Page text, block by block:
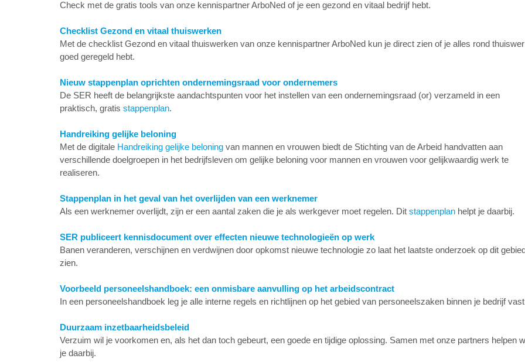
Check met de gratis tools van onze kennispartner ArboNed of je een gezond en vitaal bedrijf hebt.
Checklist Gezond en vitaal thuiswerken
Met de checklist Gezond en vitaal thuiswerken van onze kennispartner ArboNed kun je direct zien of je alles rond
goed geregeld hebt.
Nieuw stappenplan oprichten ondernemingsraad voor ondernemers
De SER heeft de belangrijkste aandachtspunten voor het instellen van een ondernemingsraad (or) verzameld in een
praktisch, gratis stappenplan.
Handreiking gelijke beloning
Met de digitale Handreiking gelijke beloning van mannen en vrouwen biedt de Stichting van de Arbeid handvatten aan
verschillende doelgroepen in het bedrijfsleven om gelijke beloning voor mannen en vrouwen voor gelijkwaardig werk te
realiseren.
Stappenplan in het geval van het overlijden van een werknemer
Als een werknemer overlijdt, zijn er een aantal zaken die je als werkgever moet regelen. Dit stappenplan helpt je daarbij.
SER publiceert kennisdocument over effecten nieuwe technologieën op werk
Banen veranderen, verschijnen en verdwijnen door opkomst nieuwe technologie zo laat het laatste onderzoek op dit
zien.
Voorbeeld personeelshandboek: een onmisbare aanvulling op het arbeidscontract
In een personeelshandboek leg je alle interne regels en richtlijnen op het gebied van personeelszaken binnen je bedrijf
Duurzaam inzetbaarheidsbeleid
Verzuim wil je voorkomen en, als het dan toch gebeurt, een goede en tijdige oplossing. Samen met onze partners helpen
je daarbij.